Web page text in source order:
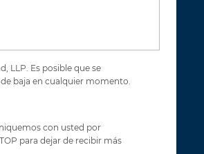
LLP. Es posible que se
baja en cualquier momento.
con usted por
para dejar de recibir más